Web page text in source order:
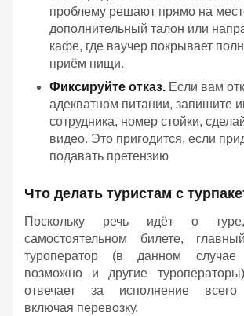
проблему решают прямо на
дополнительный талон или
кафе, где ваучер покрывает
приём пищи.
Фиксируйте отказ. Если вам
адекватном питании, запишите
сотрудника, номер стойки,
видео. Это пригодится, если
подавать претензию
Что делать туристам с
Поскольку речь идёт о
самостоятельном билете,
туроператор (в данном
возможно и другие
отвечает за исполнение всего
включая перевозку.